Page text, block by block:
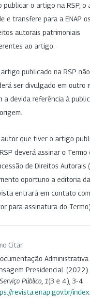
publicar o artigo na RSP, o
e transfere para a ENAP os
autorais patrimoniais
ao artigo.
artigo publicado na RSP não
ser divulgado em outro
a devida referência à
autor que tiver o artigo
deverá assinar o Termo
de Direitos Autorais
oportuno a editoria da
entrará em contato
para assinatura do Termo).
Citar
Administrativa
Presidencial. (2022).
Público 1(3 e 4), 3-4.
revista.enap.gov.br/